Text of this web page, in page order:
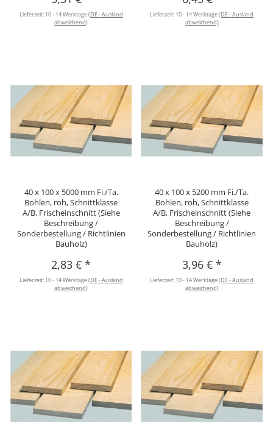
Lieferzeit: 10 - 14 Werktage(DE - Ausland
abweichend)
Lieferzeit: 10 - 14 Werktage(DE - Ausland
abweichend)
40 x 100 x 5000 mm Fi./Ta.
Bohlen, roh, Schnittklasse
A/B, Frischeinschnitt (Siehe
Beschreibung /
Sonderbestellung / Richtlinien
Bauholz)
2,83 €*
Lieferzeit: 10 - 14 Werktage(DE - Ausland
abweichend)
40 x 100 x 5200 mm Fi./Ta.
Bohlen, roh, Schnittklasse
A/B, Frischeinschnitt (Siehe
Beschreibung /
Sonderbestellung / Richtlinien
Bauholz)
3,96 € *
Lieferzeit: 10 - 14 Werktage(DE - Ausland
abweichend)